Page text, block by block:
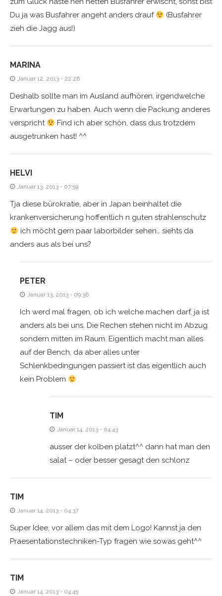
Du ja was Busfahrer angeht anders drauf
(Busfahrer
zieh die Jagg aus!)
MARINA
Januar 12, 2013 - 22:26
Deshalb sollte man im Ausland aufhören, irgendwelche
Erwartungen zu haben. Auch wenn die Packung anderes
verspricht
Find ich aber schön, dass dus trotzdem
ausgetrunken hast! ^^
HELVI
Januar 13, 2013 - 07:59
Tja diese bürokratie, aber in Japan beinhaltet die
krankenversicherung hoffentlich n guten strahlenschutz
ich möcht gern paar laborbilder sehen… siehts da
anders aus als bei uns?
PETER
Januar 13, 2013 - 09:36
Ich werd mal fragen, ob ich welche machen darf, ja ist
anders als bei uns. Die Rechen stehen nicht im Abzug
sondern mitten im Raum. Eigentlich macht man alles
auf der Bench, da aber alles unter
Schlenkbedingungen passiert ist das eigentlich auch
kein Problem
TIM
Januar 14, 2013 - 04:43
ausser der kolben platzt^^ dann hat man den
salat – oder besser gesagt den schlonz
TIM
Januar 14, 2013 - 04:37
Super Idee, vor allem das mit dem Logo! Kannst ja den
Praesentationstechniken-Typ fragen wie sowas geht^^
TIM
Januar 14, 2013 - 04:45